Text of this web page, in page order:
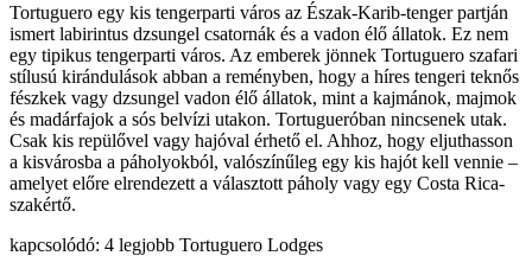
Tortuguero egy kis tengerparti város az Észak-Karib-tenger partján
ismert labirintus dzsungel csatornák és a vadon élő állatok. Ez nem
egy tipikus tengerparti város. Az emberek jönnek Tortuguero szafari
stílusú kirándulások abban a reményben, hogy a híres tengeri teknős
fészkek vagy dzsungel vadon élő állatok, mint a kajmánok, majmok
és madárfajok a sós belvízi utakon. Tortugueróban nincsenek utak.
Csak kis repülővel vagy hajóval érhető el. Ahhoz, hogy eljuthasson
a kisvárosba a páholyokból, valószínűleg egy kis hajót kell vennie –
amelyet előre elrendezett a választott páholy vagy egy Costa Rica-
szakértő.
kapcsolódó: 4 legjobb Tortuguero Lodges